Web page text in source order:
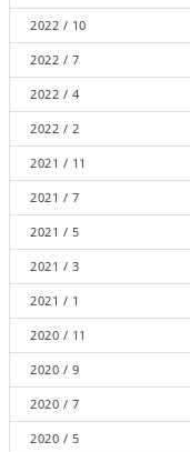
2022 / 10
2022 / 7
2022 / 4
2022 / 2
2021 / 11
2021 / 7
2021 / 5
2021 / 3
2021 / 1
2020 / 11
2020 / 9
2020 / 7
2020 / 5